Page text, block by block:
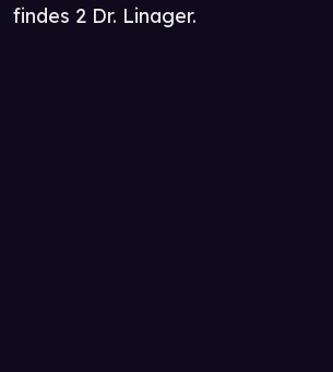
findes 2 Dr. Linager.